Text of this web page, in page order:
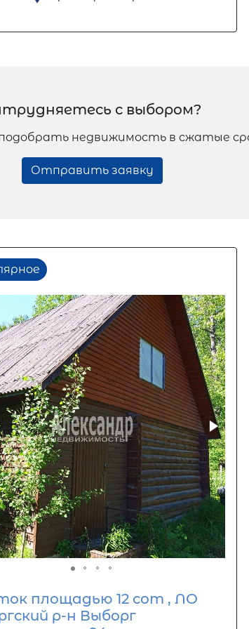
с выбором?
недвижимость в сжатые
Отправить заявку
площадью 12 сот , ЛО
р-н Выборг